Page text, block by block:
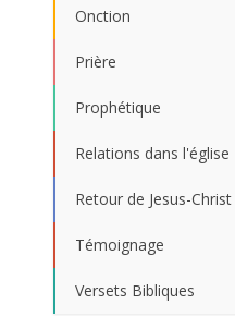
Onction
Prière
Prophétique
Relations dans l'église
Retour de Jesus-Christ
Témoignage
Versets Bibliques